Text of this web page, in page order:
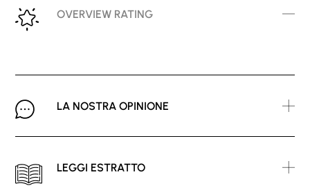
OVERVIEW RATING
LA NOSTRA OPINIONE
LEGGI ESTRATTO